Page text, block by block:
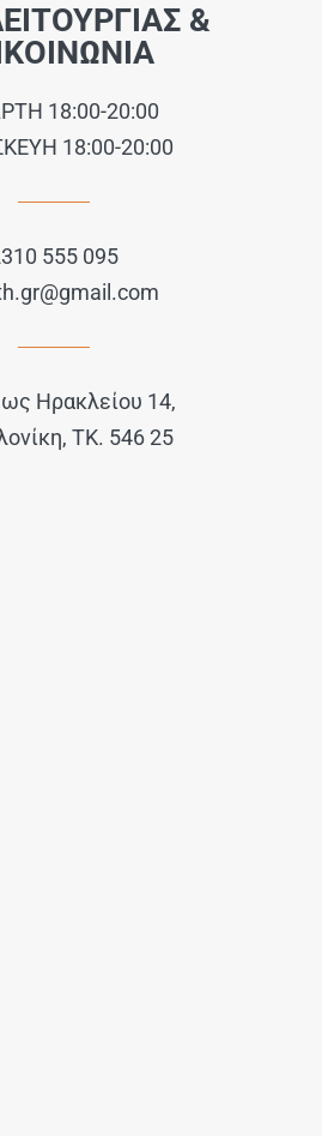
&
18:00-20:00
18:00-20:00
555 095
Ηρακλείου 14,
ΤΚ. 546 25